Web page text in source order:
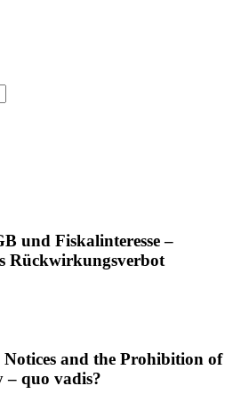
und Fiskalinteresse –
Rückwirkungsverbot
and the Prohibition of
– quo vadis?